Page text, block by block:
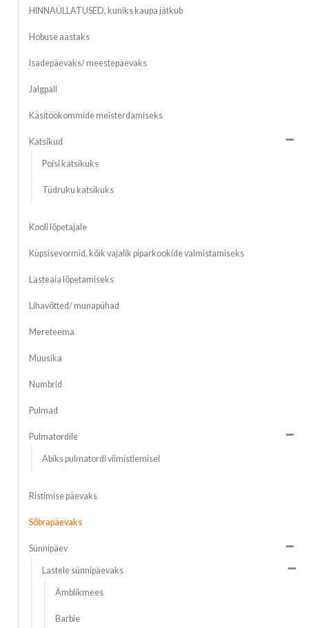
HINNAÜLLATUSED, kuniks kaupa jätkub
Hobuse aastaks
Isadepäevaks/ meestepäevaks
Jalgpall
Käsitöökommide meisterdamiseks
Katsikud
Poisi katsikuks
Tüdruku katsikuks
Kooli lõpetajale
Küpsisevormid, kõik vajalik piparkookide valmistamiseks
Lasteaia lõpetamiseks
Lihavõtted/ munapühad
Mereteema
Muusika
Numbrid
Pulmad
Pulmatordile
Abiks pulmatordi viimistlemisel
Ristimise päevaks
Sõbrapäevaks
Sünnipäev
Lastele sünnipäevaks
Ämblikmees
Barbie